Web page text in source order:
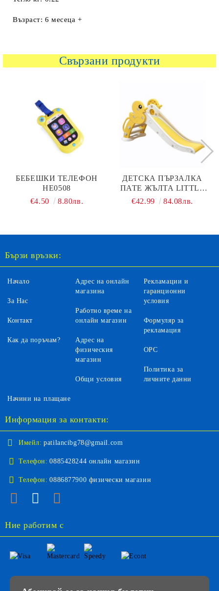
Възраст: 6 месеца +
Свързани продукти
БЕБЕШКИ ТЕЛЕФОН
HE0508
€4.50
8.80лв.
ДЕТСКА ПЪРЗАЛКА
ПАТЕ ЖЪЛТА LITTLE
DUCK
€42.99 84.08лв.
Бързи връзки:
Начало
За Нас
Контакт
Как да поръчам?
Адрес на онлайн
магазина
Работно време на
онлайн магазин
Адрес на
физическия
магазин
Общи условия
Рекламации и
гаранционни
условия
Формуляр за
рекламация
ОРС
Политика за
личните данни
Начини на плащане
Информация за контакти:
Имейл: patilancibg78@gmail.com
Телефон: 0885428244 онлайн магазин
Телефон: 0886877900 физически магазин
Ние работим с